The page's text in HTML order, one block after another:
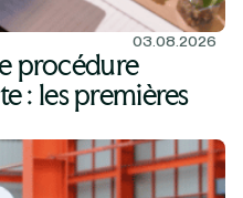
03.08.2026
procédure
: les premières